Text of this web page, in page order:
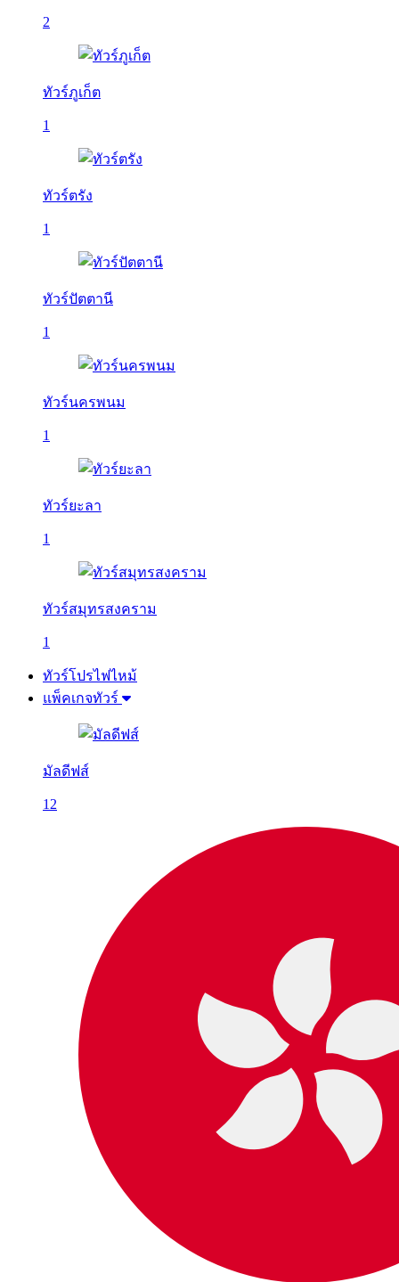
2
ทัวร์ภูเก็ต
1
ทัวร์ตรัง
1
ทัวร์ปัตตานี
1
ทัวร์นครพนม
1
ทัวร์ยะลา
1
ทัวร์สมุทรสงคราม
1
ทัวร์โปรไฟไหม้
แพ็คเกจทัวร์
มัลดีฟส์
12